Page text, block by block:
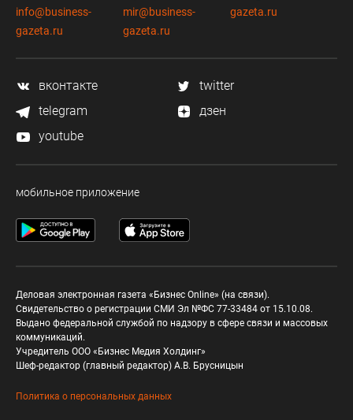
info@business-
gazeta.ru
mir@business-
gazeta.ru
gazeta.ru
вконтакте
twitter
telegram
дзен
youtube
мобильное приложение
Деловая электронная газета «Бизнес Online» (на связи).
Свидетельство о регистрации СМИ Эл №ФС 77-33484 от 15.10.08.
Выдано федеральной службой по надзору в сфере связи и массовых
коммуникаций.
Учредитель ООО «Бизнес Медия Холдинг»
Шеф-редактор (главный редактор) А.В. Брусницын
Политика о персональных данных